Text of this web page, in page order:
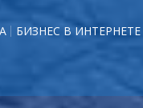
БИЗНЕС В ИНТЕРНЕТЕ